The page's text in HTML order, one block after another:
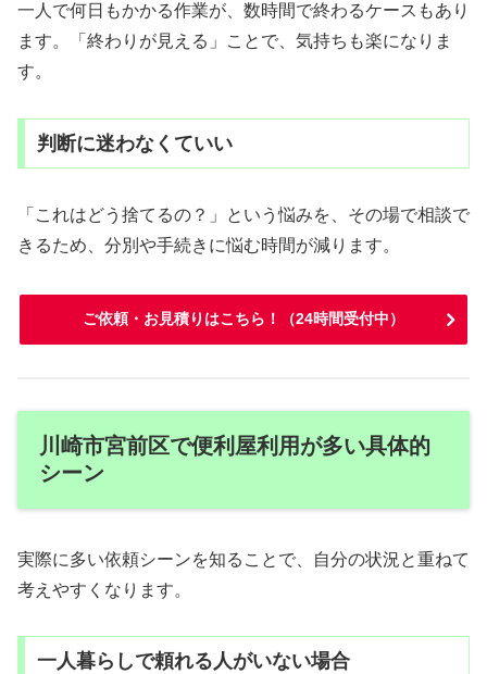
一人で何日もかかる作業が、数時間で終わるケースもあり
ます。「終わりが見える」ことで、気持ちも楽になりま
す。
判断に迷わなくていい
「これはどう捨てるの？」という悩みを、その場で相談で
きるため、分別や手続きに悩む時間が減ります。
ご依頼・お見積りはこちら！（24時間受付中）
川崎市宮前区で便利屋利用が多い具体的
シーン
実際に多い依頼シーンを知ることで、自分の状況と重ねて
考えやすくなります。
一人暮らしで頼れる人がいない場合